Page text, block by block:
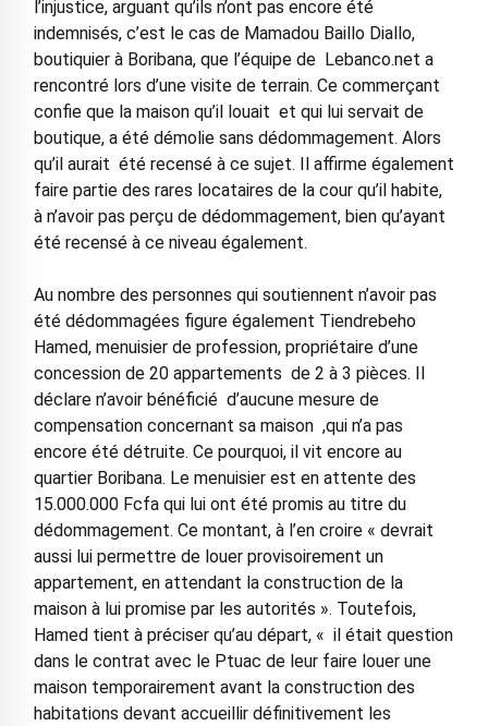
l’injustice, arguant qu’ils n’ont pas encore été
indemnisés, c’est le cas de Mamadou Baillo Diallo,
boutiquier à Boribana, que l’équipe de Lebanco.net a
rencontré lors d’une visite de terrain. Ce commerçant
confie que la maison qu’il louait et qui lui servait de
boutique, a été démolie sans dédommagement. Alors
qu’il aurait été recensé à ce sujet. Il affirme également
faire partie des rares locataires de la cour qu’il habite,
à n’avoir pas perçu de dédommagement, bien qu’ayant
été recensé à ce niveau également.
Au nombre des personnes qui soutiennent n’avoir pas
été dédommagées figure également Tiendrebeho
Hamed, menuisier de profession, propriétaire d’une
concession de 20 appartements de 2 à 3 pièces. Il
déclare n’avoir bénéficié d’aucune mesure de
compensation concernant sa maison ,qui n’a pas
encore été détruite. Ce pourquoi, il vit encore au
quartier Boribana. Le menuisier est en attente des
15.000.000 Fcfa qui lui ont été promis au titre du
dédommagement. Ce montant, à l’en croire « devrait
aussi lui permettre de louer provisoirement un
appartement, en attendant la construction de la
maison à lui promise par les autorités ». Toutefois,
Hamed tient à préciser qu’au départ, « il était question
dans le contrat avec le Ptuac de leur faire louer une
maison temporairement avant la construction des
habitations devant accueillir définitivement les